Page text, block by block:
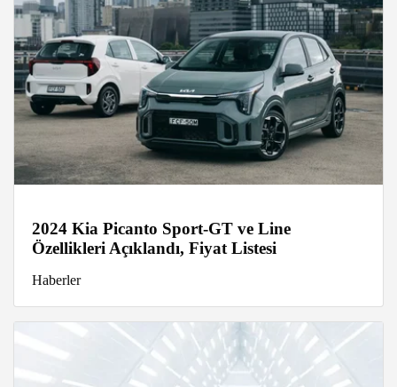
2024 Kia Picanto Sport-GT ve Line
Özellikleri Açıklandı, Fiyat Listesi
Haberler